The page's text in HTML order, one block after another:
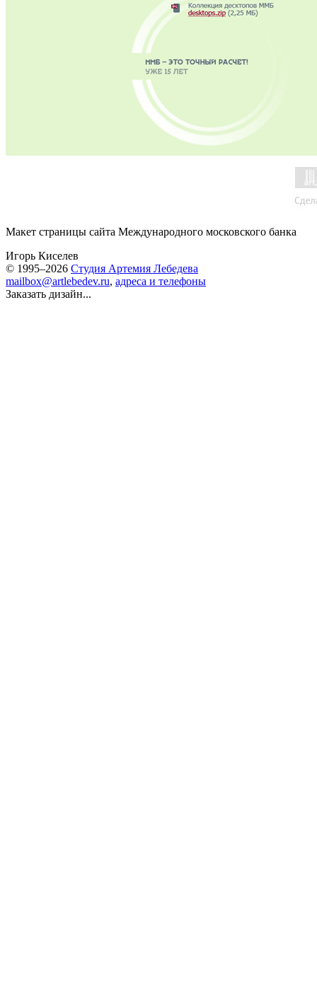
Макет страницы сайта Международного московского банка
Игорь Киселев
© 1995–2026 Студия Артемия Лебедева
mailbox@artlebedev.ru, адреса и телефоны
Заказать дизайн...